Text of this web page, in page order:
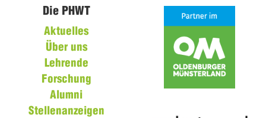
Die PHWT
Aktuelles
Über uns
Lehrende
Forschung
Alumni
Stellenanzeigen